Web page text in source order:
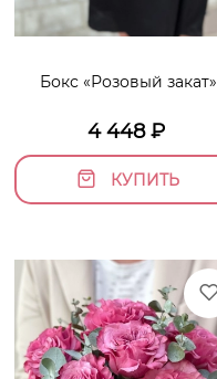
Бокс «Розовый закат»
4 448₽
КУПИТЬ